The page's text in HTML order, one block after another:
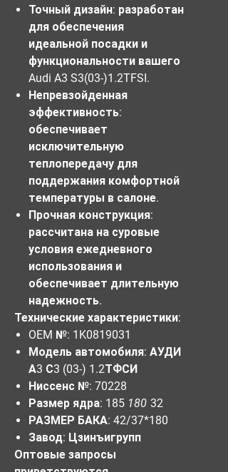
Точный дизайн: разработан
для обеспечения
идеальной посадки и
функциональности вашего
Audi A3 S3(03-)1.2TFSI.
Непревзойденная
эффективность:
обеспечивает
исключительную
теплопередачу для
поддержания комфортной
температуры в салоне.
Прочная конструкция:
рассчитана на суровые
условия ежедневного
использования и
обеспечивает длительную
надежность.
Технические характеристики:
OEM №: 1K0819031
Модель автомобиля: АУДИ
А3 С3 (03-) 1.2ТФСИ
Ниссенс №: 70228
Размер ядра: 185 180 32
РАЗМЕР БАКА: 42/37*180
Завод: Цзинъигрупп
Оптовые запросы